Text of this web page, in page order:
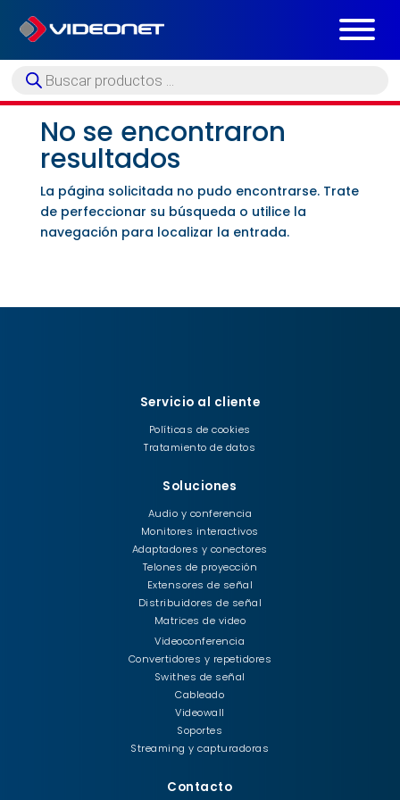
Búsqueda
de
No se encontraron
resultados
La página solicitada no pudo encontrarse. Trate
de perfeccionar su búsqueda o utilice la
navegación para localizar la entrada.
Servicio al cliente
Políticas de cookies
Tratamiento de datos
Soluciones
Audio y conferencia
Monitores interactivos
Adaptadores y conectores
Telones de proyección
Extensores de señal
Distribuidores de señal
Matrices de video
Videoconferencia
Convertidores y repetidores
Swithes de señal
Cableado
Videowall
Soportes
Streaming y capturadoras
Contacto